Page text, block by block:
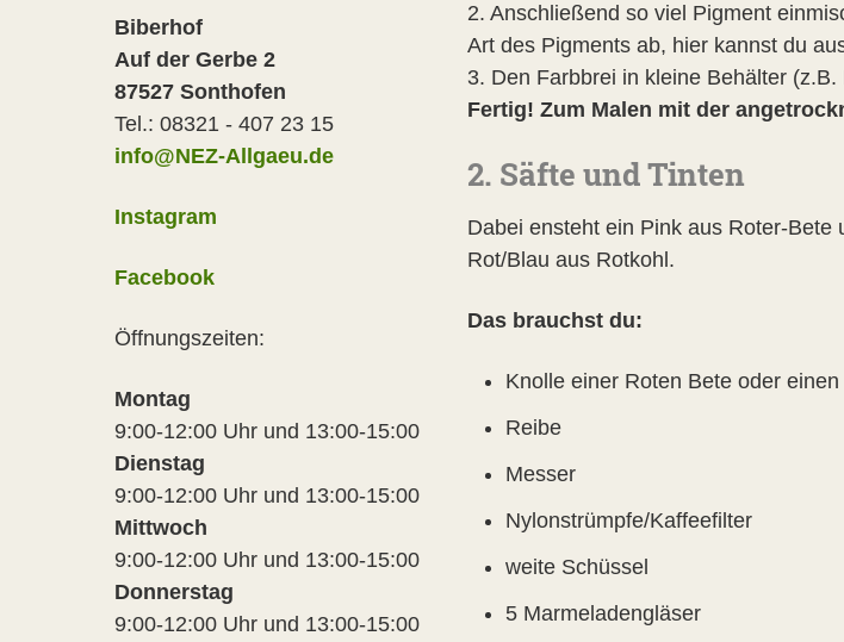
2. Anschließend so viel Pigment
Art des Pigments ab, hier kannst du
3. Den Farbbrei in kleine Behälter
Fertig! Zum Malen mit der
2. Säfte und Tinten
Dabei ensteht ein Pink aus Roter-Bete
Rot/Blau aus Rotkohl.
Das brauchst du:
Knolle einer Roten Bete oder einen
Reibe
Messer
Nylonstrümpfe/Kaffeefilter
weite Schüssel
5 Marmeladengläser
Biberhof
Auf der Gerbe 2
87527 Sonthofen
Tel.: 08321 - 407 23 15
info@NEZ-Allgaeu.de
Instagram
Facebook
Öffnungszeiten:
Montag
9:00-12:00 Uhr und 13:00-15:00
Dienstag
9:00-12:00 Uhr und 13:00-15:00
Mittwoch
9:00-12:00 Uhr und 13:00-15:00
Donnerstag
9:00-12:00 Uhr und 13:00-15:00